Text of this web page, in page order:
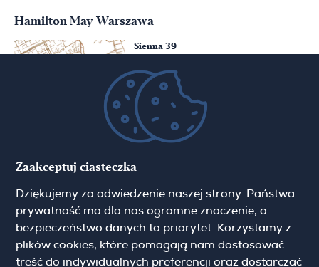
Hamilton May Warszawa
Sienna 39
(+48) 22 428 16 15
warsaw@hamiltonmay.com
31-117 Krakow
(+48) 12 426 51 26
krakow@hamiltonmay.com
Zaakceptuj ciasteczka
Dziękujemy za odwiedzenie naszej strony. Państwa
prywatność ma dla nas ogromne znaczenie, a
bezpieczeństwo danych to priorytet. Korzystamy z
plików cookies, które pomagają nam dostosować
treść do indywidualnych preferencji oraz dostarczać